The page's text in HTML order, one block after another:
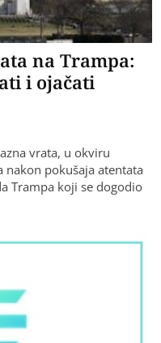
na Trampa:
i ojačati
vrata, u okviru
nakon pokušaja atentata
Trampa koji se dogodio